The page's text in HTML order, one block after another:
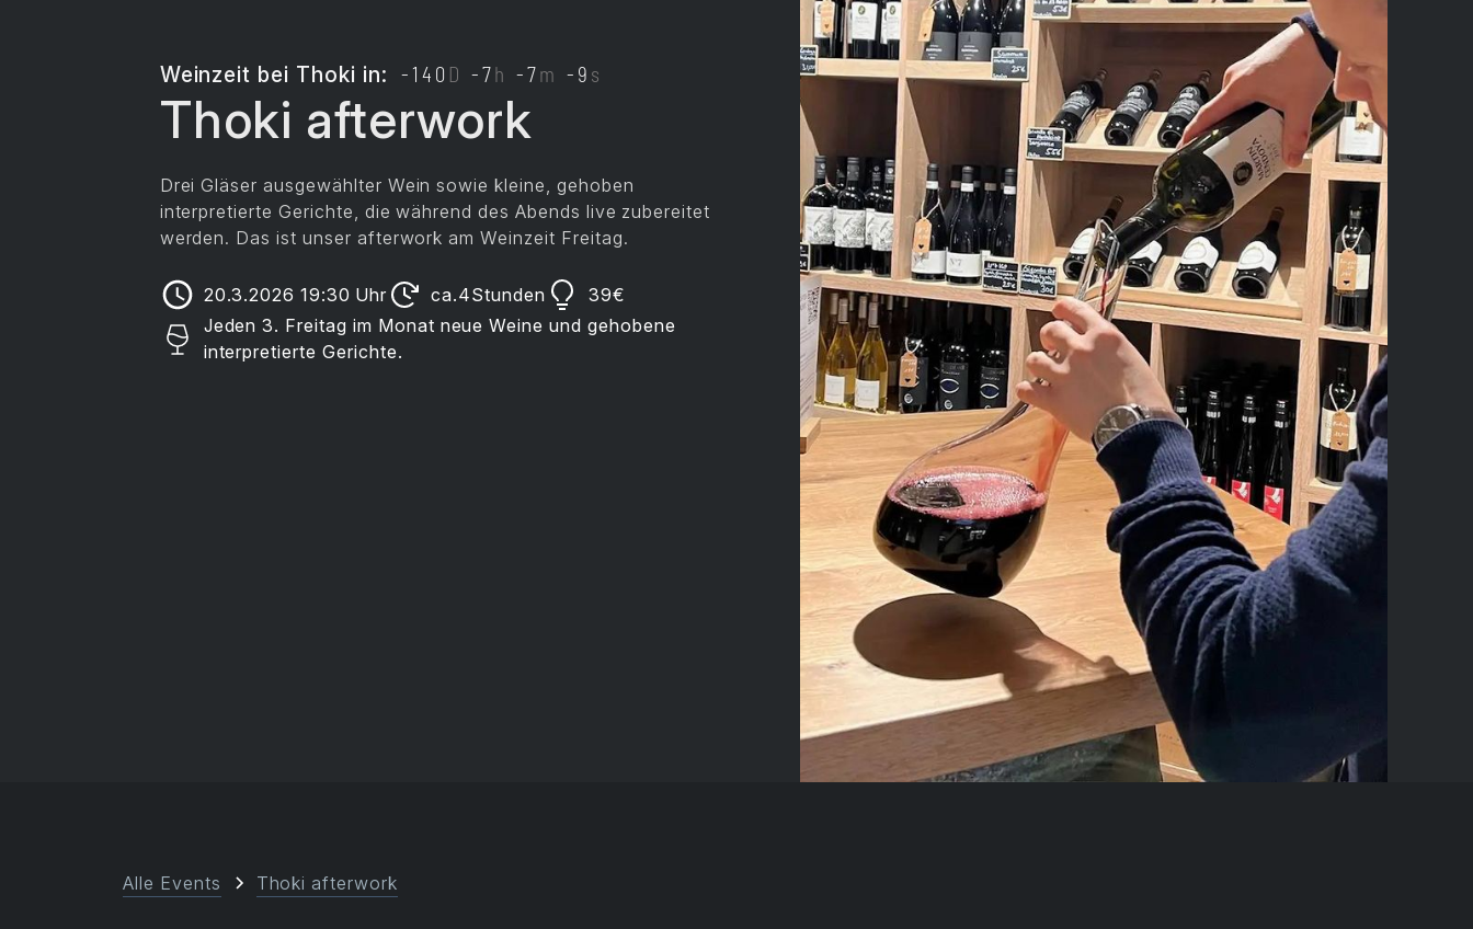
Weinzeit bei Thoki in: -140 D -7 h -7 m -9 s
Thoki afterwork
Drei Gläser ausgewählter Wein sowie kleine, gehoben
interpretierte Gerichte, die während des Abends live zubereitet
werden. Das ist unser afterwork am Weinzeit Freitag.
20.3.2026 19:30 Uhr ca.4Stunden 39€
Jeden 3. Freitag im Monat neue Weine und gehobene
interpretierte Gerichte.
Alle Events Thoki afterwork